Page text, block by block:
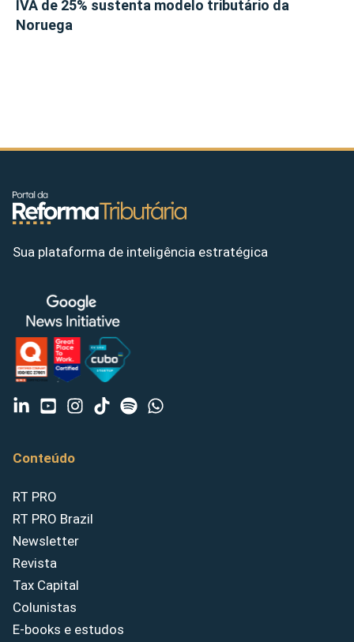
IVA de 25% sustenta modelo tributário da
Noruega
Sua plataforma de inteligência estratégica
Conteúdo
RT PRO
RT PRO Brazil
Newsletter
Revista
Tax Capital
Colunistas
E-books e estudos